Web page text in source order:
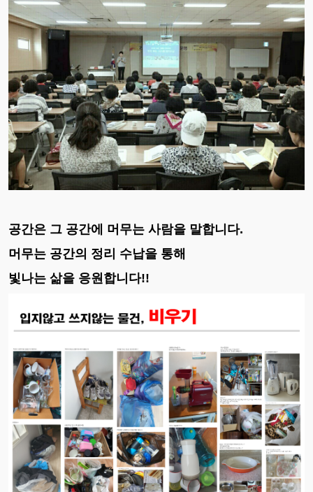
공간은 그 공간에 머무는 사람을 말합니다.
머무는 공간의 정리 수납을 통해
빛나는 삶을 응원합니다!!